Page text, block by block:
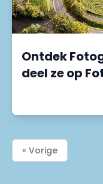
Ontdek
deel ze op
« Vorige